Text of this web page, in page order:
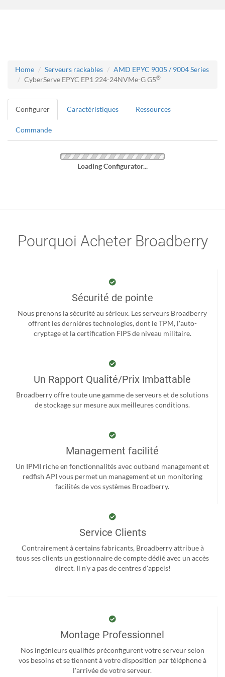
Home Serveurs rackables
AMD EPYC 9005 / 9004 Series
CyberServe EPYC EP1 224-24NVMe-G G5®
Configurer Caractéristiques Ressources
Commande
Loading Configurator...
Pourquoi Acheter Broadberry
Sécurité de pointe
Nous prenons la sécurité au sérieux. Les serveurs Broadberry
offrent les dernières technologies, dont le TPM, l'auto-
cryptage et la certification FIPS de niveau militaire.
Un Rapport Qualité/Prix Imbattable
Broadberry offre toute une gamme de serveurs et de solutions
de stockage sur mesure aux meilleures conditions.
Management facilité
Un IPMI riche en fonctionnalités avec outband management et
redfish API vous permet un management et un monitoring
facilités de vos systèmes Broadberry.
Service Clients
Contrairement à certains fabricants, Broadberry attribue à
tous ses clients un gestionnaire de compte dédié avec un accès
direct. Il n'y a pas de centres d'appels!
Montage Professionnel
Nos ingénieurs qualifiés préconfigurent votre serveur selon
vos besoins et se tiennent à votre disposition par téléphone à
l'arrivée de votre serveur.